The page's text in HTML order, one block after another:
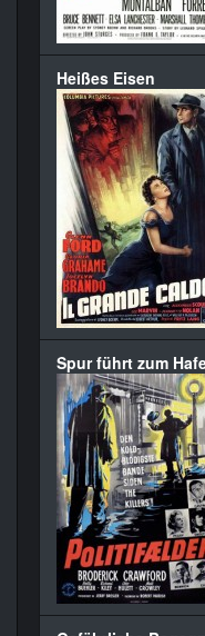
Heißes Eisen
Spur führt zum